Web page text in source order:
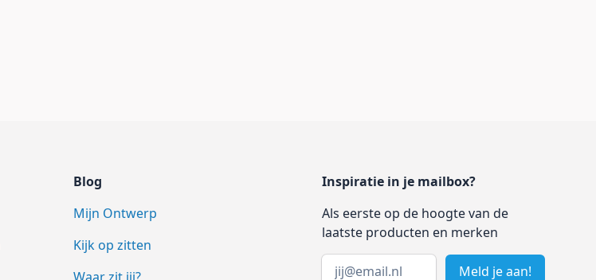
Blog
Mijn Ontwerp
Kijk op zitten
Inspiratie in je mailbox?
Als eerste op de hoogte van de
laatste producten en merken
Email address
Meld je aan!